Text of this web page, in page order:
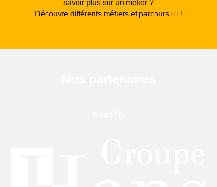
savoir plus sur un métier ?
Découvre différents métiers et parcours ici !